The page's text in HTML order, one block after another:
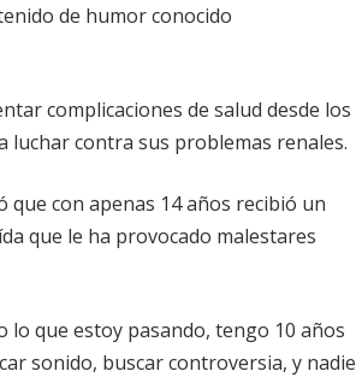
de humor conocido
complicaciones de salud desde los
luchar contra sus problemas renales.
que con apenas 14 años recibió un
que le ha provocado malestares
lo que estoy pasando, tengo 10 años
sonido, buscar controversia, y nadie